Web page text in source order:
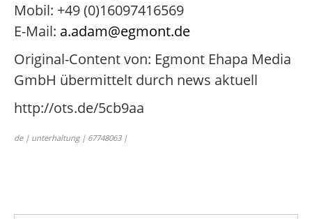
Mobil: +49 (0)16097416569
E-Mail: a.adam@egmont.de
Original-Content von: Egmont Ehapa Media
GmbH übermittelt durch news aktuell
http://ots.de/5cb9aa
de | unterhaltung | 67748063 |